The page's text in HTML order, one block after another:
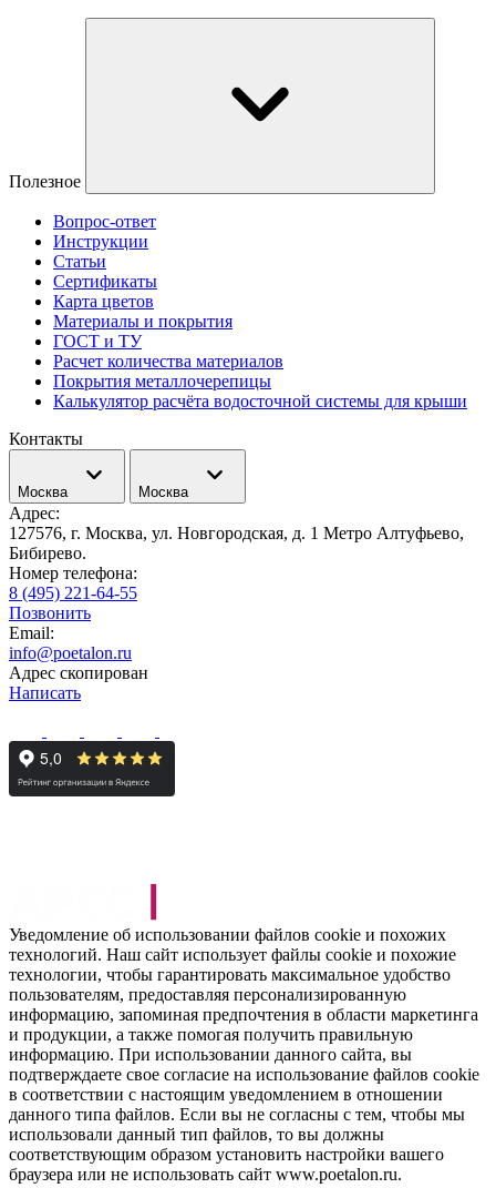
Полезное
Вопрос-ответ
Инструкции
Статьи
Сертификаты
Карта цветов
Материалы и покрытия
ГОСТ и ТУ
Расчет количества материалов
Покрытия металлочерепицы
Калькулятор расчёта водосточной системы для крыши
Контакты
Москва Москва
Адрес:
127576, г. Москва, ул. Новгородская, д. 1 Метро Алтуфьево,
Бибирево.
Номер телефона:
8 (495) 221-64-55
Позвонить
Email:
info@poetalon.ru
Адрес скопирован
Написать
Уведомление об использовании файлов cookie и похожих
технологий. Наш сайт использует файлы cookie и похожие
технологии, чтобы гарантировать максимальное удобство
пользователям, предоставляя персонализированную
информацию, запоминая предпочтения в области маркетинга
и продукции, а также помогая получить правильную
информацию. При использовании данного сайта, вы
подтверждаете свое согласие на использование файлов cookie
в соответствии с настоящим уведомлением в отношении
данного типа файлов. Если вы не согласны с тем, чтобы мы
использовали данный тип файлов, то вы должны
соответствующим образом установить настройки вашего
браузера или не использовать сайт www.poetalon.ru.